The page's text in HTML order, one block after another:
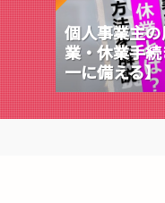
個人事業主
業・休業手
一に備える】